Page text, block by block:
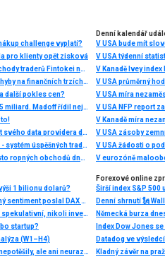
challenge vyplatí?
pro klienty opět zisková
Léto v plném proudu, trhy také: Top 3 obchody traderů Fintokei na indexech a zlatě
Chamtivost a strach: Největší cenové pohyby na finančních trzích (červenec 2026)
další pokles cen?
Stvořil elitní klub, kde Ameriku obral o 65 miliard. Madoff řídil největší Ponzi dějin
to!
Historická data, kde je získat, jak připojit svého data providera do MultiCharts a proč je budeme potřebovat? (4. díl)
Jak obchodují profíci: Fibonacci trading - systém úspěšných traderů
Burza v LA chtěla sesadit Wall Street. Místo ropných obchodů dnes místem duní basy
Denní kalendář
V USA bude mít
V USA týdenní
V Kanadě Ivey index
V USA průměrný
V USA míra
V USA NFP report
V Kanadě míra
V USA zásoby
V USA žádosti o
V eurozóně
1 bilionu dolarů?
Analýza DAX, Nasdaq, EUR/USD: Zlepšený sentiment poslal DAX na nová maxima
Praktické okénko: Bitcoin aktuálně jako spekulativní, nikoli investiční aktivum
startup?
(W1–H4)
Akciová analýza: Výsledky McDonald’s nepotěšily, ale ani neurazily. Jakou vizi společnost prezentovala?
Forexové online
Širší index S&P
Index Dow Jones
Kladný závěr na